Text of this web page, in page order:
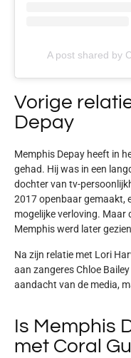
A post shared by
Vorige
Depay
Memphis Depay heeft in
gehad. Hij was in een
dochter van tv-
2017 openbaar gemaakt,
mogelijke verloving. Maar
Memphis werd later
Na zijn relatie met Lori
aan zangeres Chloe
aandacht van de media,
Is Memphis
met Coral